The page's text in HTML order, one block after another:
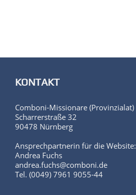
KONTAKT
Comboni-Missionare (Provinzialat)
Scharrerstraße 32
90478 Nürnberg
Ansprechpartnerin für die Website:
Andrea Fuchs
andrea.fuchs@comboni.de
Tel. (0049) 7961 9055-44